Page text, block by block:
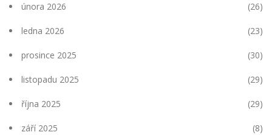
února 2026 (26)
ledna 2026 (23)
prosince 2025 (30)
listopadu 2025 (29)
října 2025 (29)
září 2025 (8)